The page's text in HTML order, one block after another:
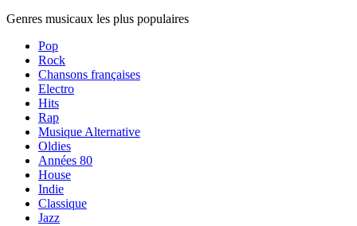
Genres musicaux les plus populaires
Pop
Rock
Chansons françaises
Electro
Hits
Rap
Musique Alternative
Oldies
Années 80
House
Indie
Classique
Jazz